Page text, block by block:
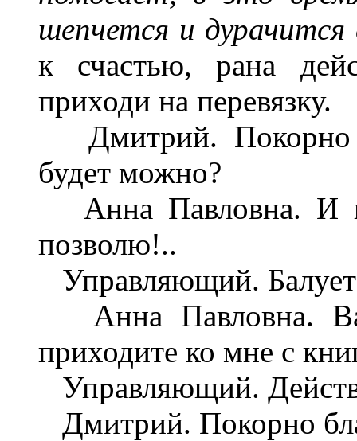
шепчется и
к счастью, рана
приходи на перевязку.
Дмитрий. Покорно
будет можно?
Анна Павловна. И
позволю!..
Управляющий.
Анна Павловна.
приходите ко мне с
Управляющий.
Дмитрий. Покорно